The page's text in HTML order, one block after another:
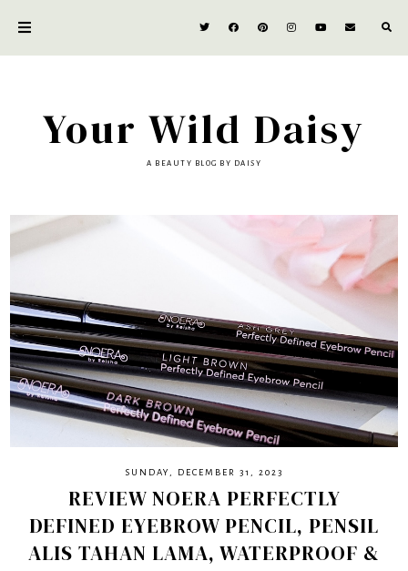
Your Wild Daisy
A BEAUTY BLOG BY DAISY
SUNDAY, DECEMBER 31, 2023
REVIEW NOERA PERFECTLY
DEFINED EYEBROW PENCIL, PENSIL
ALIS TAHAN LAMA, WATERPROOF &